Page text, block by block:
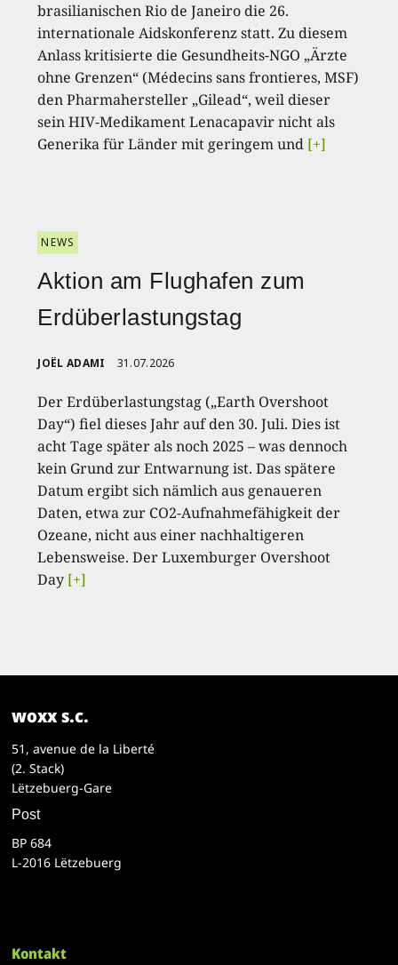
brasilianischen Rio de Janeiro die 26.
internationale Aidskonferenz statt. Zu diesem
Anlass kritisierte die Gesundheits-NGO „Ärzte
ohne Grenzen“ (Médecins sans frontieres, MSF)
den Pharmahersteller „Gilead“, weil dieser
sein HIV-Medikament Lenacapavir nicht als
Generika für Länder mit geringem und [+]
NEWS
Aktion am Flughafen zum
Erdüberlastungstag
JOËL ADAMI 31.07.2026
Der Erdüberlastungstag („Earth Overshoot
Day“) fiel dieses Jahr auf den 30. Juli. Dies ist
acht Tage später als noch 2025 – was dennoch
kein Grund zur Entwarnung ist. Das spätere
Datum ergibt sich nämlich aus genaueren
Daten, etwa zur CO2-Aufnahmefähigkeit der
Ozeane, nicht aus einer nachhaltigeren
Lebensweise. Der Luxemburger Overshoot
Day [+]
woxx s.c.
51, avenue de la Liberté
(2. Stack)
Lëtzebuerg-Gare
Post
BP 684
L-2016 Lëtzebuerg
Kontakt